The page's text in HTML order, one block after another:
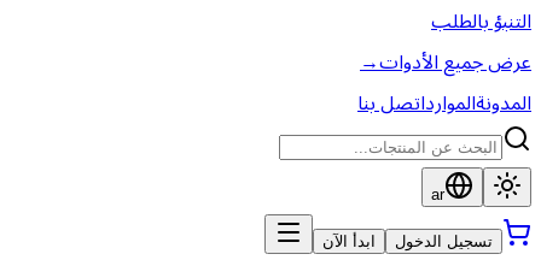
التنبؤ بالطلب
عرض جميع الأدوات→
المدونةالموارداتصل بنا
ar
تسجيل الدخول ابدأ الآن